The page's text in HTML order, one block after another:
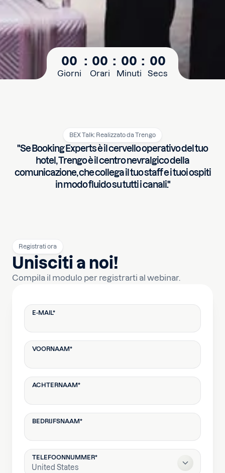
00
Giorni
: 00
Orari
: 00
Minuti
: 00
Secs
BEX Talk: Realizzato da Trengo
"Se Booking Experts è il cervello operativo del tuo
hotel, Trengo è il centro nevralgico della
comunicazione, che collega il tuo staff e i tuoi ospiti
in modo fluido su tutti i canali."
Registrati ora
Unisciti a noi!
Compila il modulo per registrarti al webinar.
E-MAIL*
VOORNAAM*
ACHTERNAAM*
BEDRIJFSNAAM*
TELEFOONNUMMER*